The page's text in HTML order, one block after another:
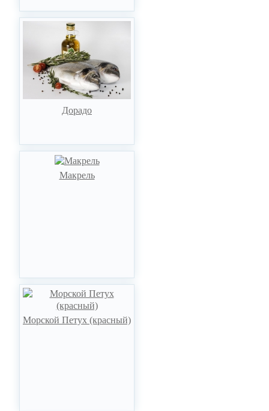
Дорадо
Макрель
Морской Петух (красный)